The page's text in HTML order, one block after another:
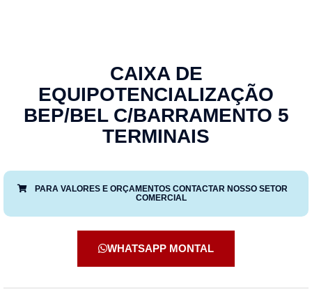
CAIXA DE
EQUIPOTENCIALIZAÇÃO
BEP/BEL C/BARRAMENTO 5
TERMINAIS
PARA VALORES E ORÇAMENTOS CONTACTAR NOSSO SETOR
COMERCIAL
WHATSAPP MONTAL